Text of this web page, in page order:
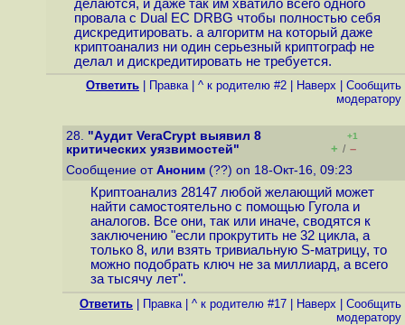
делаются, и даже так им хватило всего одного
провала с Dual EC DRBG чтобы полностью себя
дискредитировать. а алгоритм на который даже
криптоанализ ни один серьезный криптограф не
делал и дискредитировать не требуется.
Ответить Правка| ^ к родителю #2 Наверх
Cообщить
модератору
28. "Аудит VeraCrypt выявил 8
критических уязвимостей"
+1
+ / –
Сообщение от Аноним (??) on 18-Окт-16, 09:23
Криптоанализ 28147 любой желающий может
найти самостоятельно с помощью Гугола и
аналогов. Все они, так или иначе, сводятся к
заключению "если прокрутить не 32 цикла, а
только 8, или взять тривиальную S-матрицу, то
можно подобрать ключ не за миллиард, а всего
за тысячу лет".
Ответить Правка| ^ к родителю #17 Наверх
Cообщить
модератору